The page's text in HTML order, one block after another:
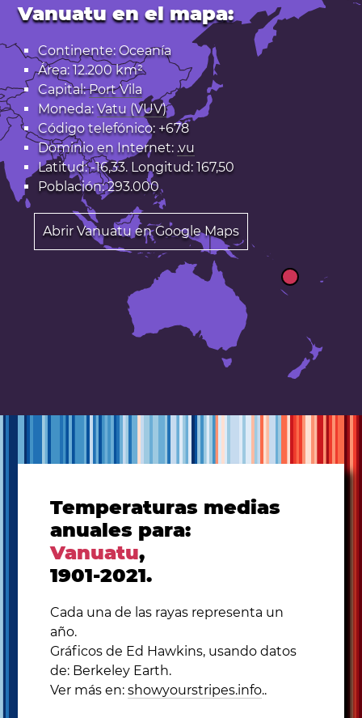
Vanuatu en el mapa:
Continente: Oceanía
Área: 12.200 km²
Capital:Port Vila
Moneda:Vatu (VUV)
Código telefónico: +678
Dominio en Internet: .vu
Latitud: -16,33. Longitud: 167,50
Población: 293.000
Abrir Vanuatu en Google Maps
Temperaturas medias
anuales para:
Vanuatu,
1901-2021.
Cada una de las rayas representa un
año.
Gráficos de Ed Hawkins, usando datos
de: Berkeley Earth.
Ver más en:showyourstripes.info..